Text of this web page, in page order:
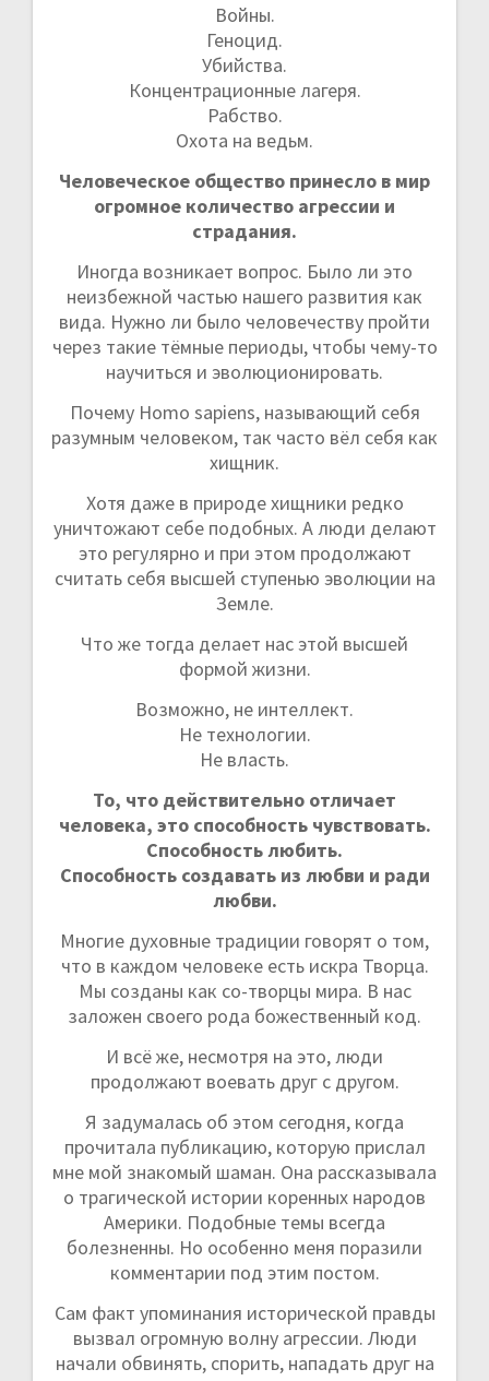
Войны.
Геноцид.
Убийства.
Концентрационные лагеря.
Рабство.
Охота на ведьм.
Человеческое общество принесло в мир
огромное количество агрессии и
страдания.
Иногда возникает вопрос. Было ли это
неизбежной частью нашего развития как
вида. Нужно ли было человечеству пройти
через такие тёмные периоды, чтобы чему-то
научиться и эволюционировать.
Почему Homo sapiens, называющий себя
разумным человеком, так часто вёл себя как
хищник.
Хотя даже в природе хищники редко
уничтожают себе подобных. А люди делают
это регулярно и при этом продолжают
считать себя высшей ступенью эволюции на
Земле.
Что же тогда делает нас этой высшей
формой жизни.
Возможно, не интеллект.
Не технологии.
Не власть.
То, что действительно отличает
человека, это способность чувствовать.
Способность любить.
Способность создавать из любви и ради
любви.
Многие духовные традиции говорят о том,
что в каждом человеке есть искра Творца.
Мы созданы как со-творцы мира. В нас
заложен своего рода божественный код.
И всё же, несмотря на это, люди
продолжают воевать друг с другом.
Я задумалась об этом сегодня, когда
прочитала публикацию, которую прислал
мне мой знакомый шаман. Она рассказывала
о трагической истории коренных народов
Америки. Подобные темы всегда
болезненны. Но особенно меня поразили
комментарии под этим постом.
Сам факт упоминания исторической правды
вызвал огромную волну агрессии. Люди
начали обвинять, спорить, нападать друг на